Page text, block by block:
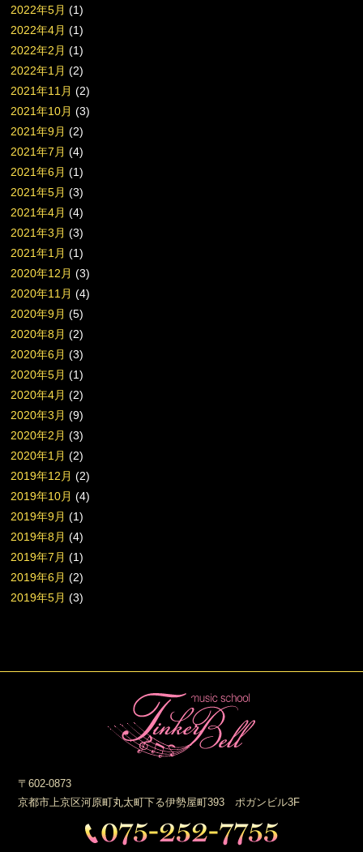
2022年5月 (1)
2022年4月 (1)
2022年2月 (1)
2022年1月 (2)
2021年11月 (2)
2021年10月 (3)
2021年9月 (2)
2021年7月 (4)
2021年6月 (1)
2021年5月 (3)
2021年4月 (4)
2021年3月 (3)
2021年1月 (1)
2020年12月 (3)
2020年11月 (4)
2020年9月 (5)
2020年8月 (2)
2020年6月 (3)
2020年5月 (1)
2020年4月 (2)
2020年3月 (9)
2020年2月 (3)
2020年1月 (2)
2019年12月 (2)
2019年10月 (4)
2019年9月 (1)
2019年8月 (4)
2019年7月 (1)
2019年6月 (2)
2019年5月 (3)
〒602-0873
京都市上京区河原町丸太町下る伊勢屋町393 ポガンビル3F